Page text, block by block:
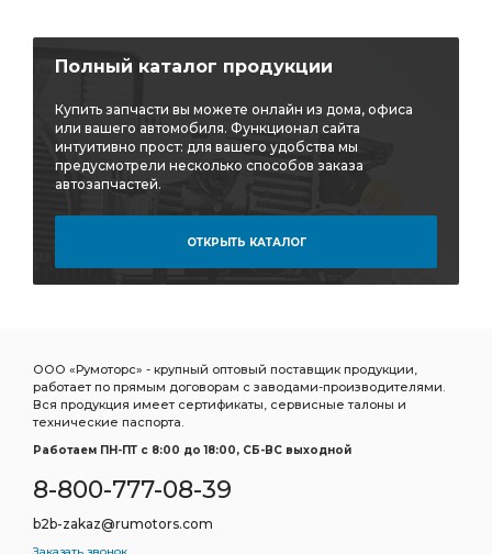
Полный каталог продукции
Купить запчасти вы можете онлайн из дома, офиса
или вашего автомобиля. Функционал сайта
интуитивно прост: для вашего удобства мы
предусмотрели несколько способов заказа
автозапчастей.
ОТКРЫТЬ КАТАЛОГ
ООО «Румоторс» - крупный оптовый поставщик продукции,
работает по прямым договорам с заводами-производителями.
Вся продукция имеет сертификаты, сервисные талоны и
технические паспорта.
Работаем ПН-ПТ c 8:00 до 18:00, СБ-ВС выходной
8-800-777-08-39
b2b-zakaz@rumotors.com